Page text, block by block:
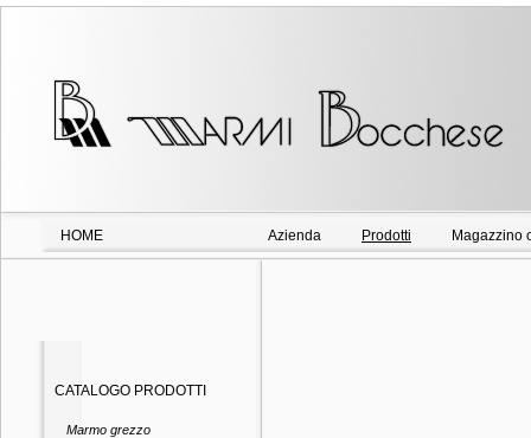
HOME Azienda Prodotti Magazzino
CATALOGO PRODOTTI
Marmo grezzo